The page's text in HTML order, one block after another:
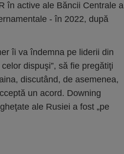
în active ale Băncii Centrale a
- în 2022, după
îi va îndemna pe liderii din
dispuşi”, să fie pregătiţi
discutând, de asemenea,
un acord. Downing
ale Rusiei a fost „pe